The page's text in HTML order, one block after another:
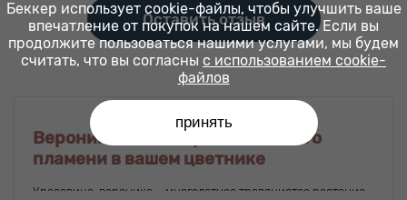
Оставить отзыв
Вероника: язычки разноцветного
пламени в вашем цветнике
Красавица-вероника – многолетнее травянистое растение,
Беккер использует cookie-файлы, чтобы улучшить ваше
впечатление от покупок на нашем сайте. Если вы
продолжите пользоваться нашими услугами, мы будем
считать, что вы согласны с использованием cookie-
файлов
принять